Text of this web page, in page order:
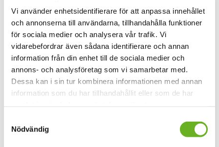
Vi använder enhetsidentifierare för att anpassa innehållet
och annonserna till användarna, tillhandahålla funktioner
för sociala medier och analysera vår trafik. Vi
vidarebefordrar även sådana identifierare och annan
information från din enhet till de sociala medier och
annons- och analysföretag som vi samarbetar med.
Dessa kan i sin tur kombinera informationen med annan
information som du har tillhandahållit eller som de har
Nödvändig
Scenex24 består av alla examensarbeten som SKH:s
scenkonststudenter gör under sin sista termin på
kandidatnivå. På SKH erbjuds följande inriktningar inom
scenkonst:
Dramatik/dramaturgi
Ljusdesign